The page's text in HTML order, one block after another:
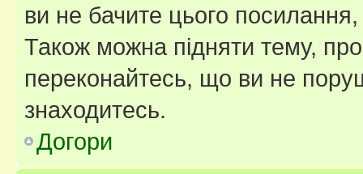
ви не бачите цього
Також можна підняти тему,
переконайтесь, що ви не
знаходитесь.
Догори